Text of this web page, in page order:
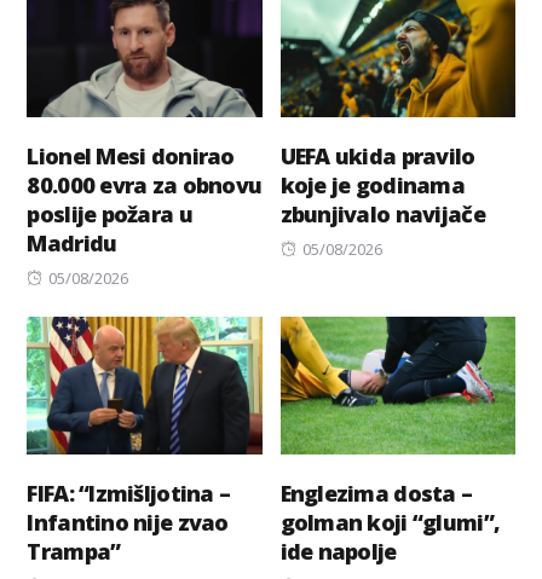
Lionel Mesi donirao
80.000 evra za obnovu
poslije požara u
Madridu
Posted
05/08/2026
UEFA ukida pravilo
koje je godinama
zbunjivalo navijače
Posted
05/08/2026
FIFA: “Izmišljotina –
Infantino nije zvao
Trampa”
Englezima dosta –
golman koji “glumi”,
ide napolje